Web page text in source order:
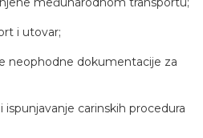
i utovar;
neophodne dokumentacije za
carinskih procedura